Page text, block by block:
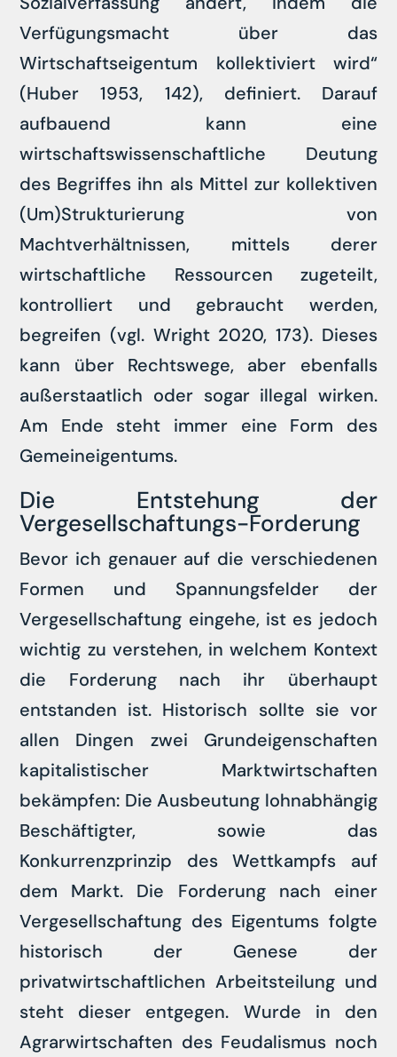
Verfügungsmacht über das
Wirtschaftseigentum kollektiviert wird“
(Huber 1953, 142), definiert. Darauf
aufbauend kann eine
wirtschaftswissenschaftliche Deutung
des Begriffes ihn als Mittel zur kollektiven
(Um)Strukturierung von
Machtverhältnissen, mittels derer
wirtschaftliche Ressourcen zugeteilt,
kontrolliert und gebraucht werden,
begreifen (vgl. Wright 2020, 173). Dieses
kann über Rechtswege, aber ebenfalls
außerstaatlich oder sogar illegal wirken.
Am Ende steht immer eine Form des
Gemeineigentums.
Die Entstehung der
Vergesellschaftungs-Forderung
Bevor ich genauer auf die verschiedenen
Formen und Spannungsfelder der
Vergesellschaftung eingehe, ist es jedoch
wichtig zu verstehen, in welchem Kontext
die Forderung nach ihr überhaupt
entstanden ist. Historisch sollte sie vor
allen Dingen zwei Grundeigenschaften
kapitalistischer Marktwirtschaften
bekämpfen: Die Ausbeutung lohnabhängig
Beschäftigter, sowie das
Konkurrenzprinzip des Wettkampfs auf
dem Markt. Die Forderung nach einer
Vergesellschaftung des Eigentums folgte
historisch der Genese der
privatwirtschaftlichen Arbeitsteilung und
steht dieser entgegen. Wurde in den
Agrarwirtschaften des Feudalismus noch